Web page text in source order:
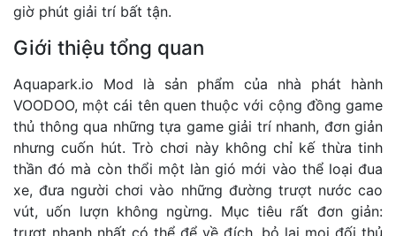
giờ phút giải trí bất tận.
Giới thiệu tổng quan
Aquapark.io Mod là sản phẩm của nhà phát hành
VOODOO, một cái tên quen thuộc với cộng đồng game
thủ thông qua những tựa game giải trí nhanh, đơn giản
nhưng cuốn hút. Trò chơi này không chỉ kế thừa tinh
thần đó mà còn thổi một làn gió mới vào thể loại đua
xe, đưa người chơi vào những đường trượt nước cao
vút, uốn lượn không ngừng. Mục tiêu rất đơn giản:
trượt nhanh nhất có thể để về đích, bỏ lại mọi đối thủ